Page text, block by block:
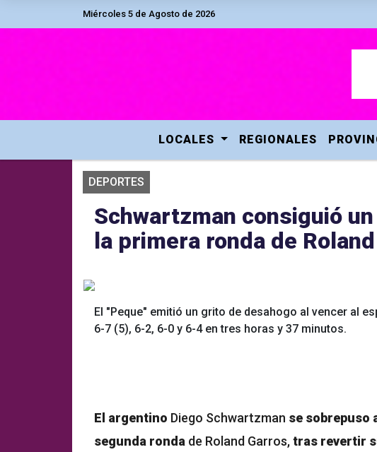
Miércoles 5 de Agosto de 2026
LOCALES REGIONALES
DEPORTES
Schwartzman consiguió
la primera ronda de
El "Peque" emitió un grito de desahogo al vencer al
6-7 (5), 6-2, 6-0 y 6-4 en tres horas y 37 minutos.
El argentino Diego Schwartzman se sobrepuso
segunda ronda de Roland Garros,tras revertir